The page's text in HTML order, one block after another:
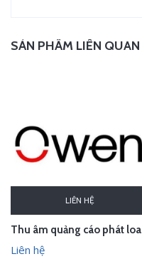
SẢN PHẨM LIÊN QUAN
LIÊN HỆ
Liên hệ